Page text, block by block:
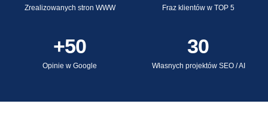
Zrealizowanych stron WWW Fraz klientów w TOP 5
+50
Opinie w Google
30
Własnych projektów SEO / AI